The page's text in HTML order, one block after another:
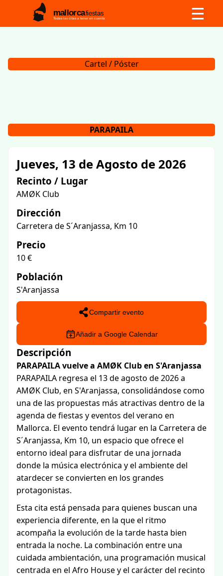
mallorcafiestas
Todas las citas a tener en cuenta ☰
Cartel / Póster
PARAPAILA
Jueves, 13 de Agosto de 2026
Recinto / Lugar
AMØK Club
Dirección
Carretera de S´Aranjassa, Km 10
Precio
10 €
Población
S'Aranjassa
Compartir evento
Añadir a Google Calendar
Descripción
PARAPAILA vuelve a AMØK Club en S'Aranjassa
PARAPAILA regresa el 13 de agosto de 2026 a
AMØK Club, en S'Aranjassa, consolidándose como
una de las propuestas más atractivas dentro de la
agenda de fiestas y eventos del verano en
Mallorca. El evento tendrá lugar en la Carretera de
S´Aranjassa, Km 10, un espacio que ofrece el
entorno ideal para disfrutar de una jornada
donde la música electrónica y el ambiente del
atardecer se convierten en los grandes
protagonistas.
Esta cita está pensada para quienes buscan una
experiencia diferente, en la que el ritmo
acompaña la evolución de la tarde hasta bien
entrada la noche. La combinación entre una
cuidada ambientación, una programación musical
centrada en el Afro House y el carácter del recinto